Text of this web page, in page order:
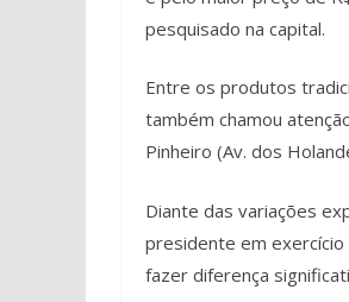
pesquisado na capital.
Entre os produtos
também chamou
Pinheiro (Av. dos
Diante das variações
presidente em exercício
fazer diferença